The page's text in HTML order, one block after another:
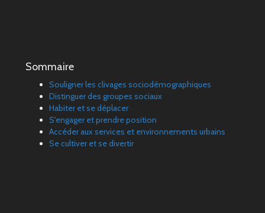
Sommaire
Souligner les clivages sociodémographiques
Distinguer des groupes sociaux
Habiter et se déplacer
S'engager et prendre position
Accéder aux services et environnements urbains
Se cultiver et se divertir